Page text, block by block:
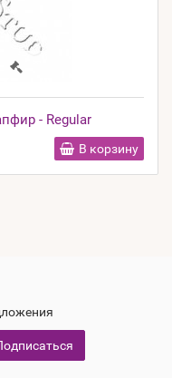
- Regular
В корзину